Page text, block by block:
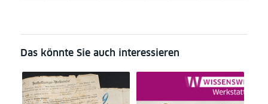
Das könnte Sie auch interessieren